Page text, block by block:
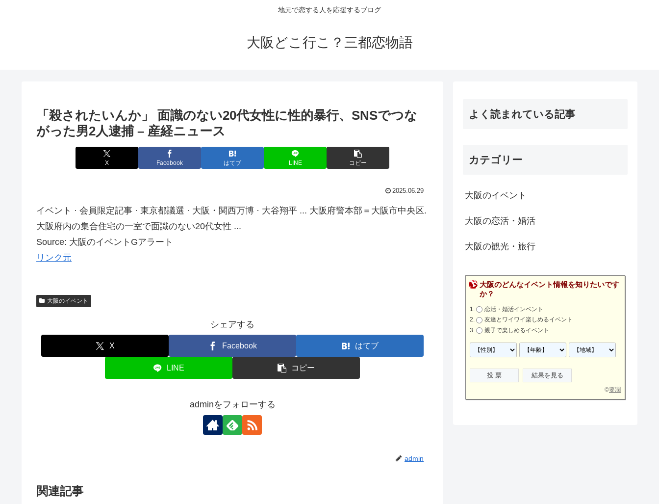
地元で恋する人を応援するブログ
大阪どこ行こ？三都恋物語
「殺されたいんか」 面識のない20代女性に性的暴行、SNSでつな
がった男2人逮捕 – 産経ニュース
X Facebook はてブ LINE コピー
2025.06.29
イベント · 会員限定記事 · 東京都議選 · 大阪・関西万博 · 大谷翔平 ... 大阪府警本部＝大阪市中央区.
大阪府内の集合住宅の一室で面識のない20代女性 ...
Source: 大阪のイベントGアラート
リンク元
大阪のイベント
シェアする
X Facebook はてブ
LINE コピー
adminをフォローする
admin
関連記事
よく読まれている記事
カテゴリー
大阪のイベント
大阪の恋活・婚活
大阪の観光・旅行
大阪のどんなイベント情報を知りたいです
か？
恋活・婚活インベント
友達とワイワイ楽しめるイベント
親子で楽しめるイベント
©要潤